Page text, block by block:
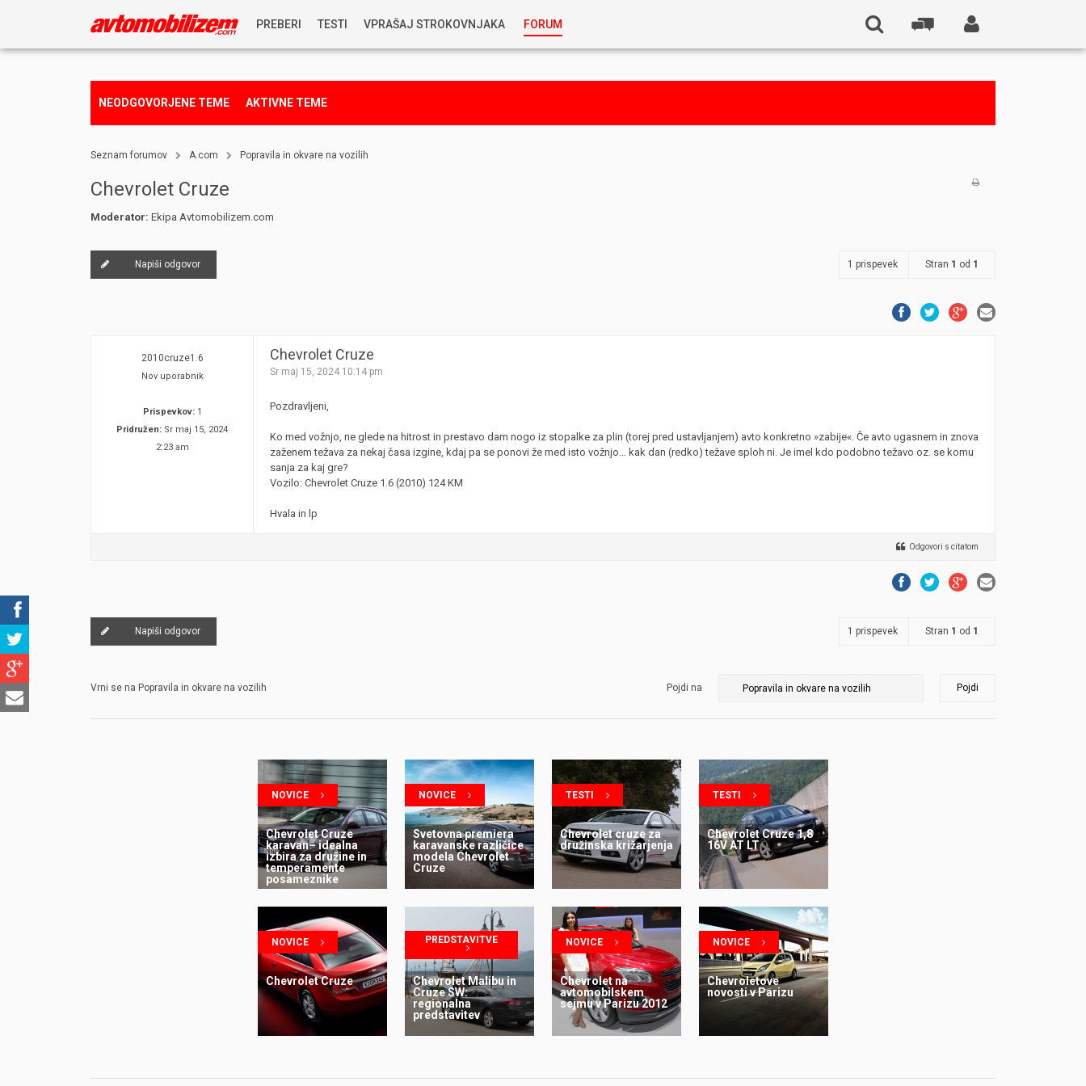
PREBERI
NAGRADNA IGRA
TESTI VPRAŠAJ STROKOVNJAKA
KOSTJA PRIHODA
HIBRIDNA TEHNIKA
JERNEJ BOLKA
AVTOPLIN
ŽIGA HABJAN
FORUM
NEODGOVORJENE TEME AKTIVNE TEME
Seznam forumov A.com Popravila in okvare na vozilih
Chevrolet Cruze
Moderator: Ekipa Avtomobilizem.com
Napiši odgovor 1 prispevek Stran 1 od 1
2010cruze1.6
Nov uporabnik
Prispevkov:1
Pridružen: Sr maj 15, 2024
2:23 am
Chevrolet Cruze
Sr maj 15, 2024 10:14 pm
Pozdravljeni,
Ko med vožnjo, ne glede na hitrost in prestavo dam nogo iz stopalke za plin (torej pred ustavljanjem) avto konkretno »zabije«. Če avto ugasnem in znova
zaženem težava za nekaj časa izgine, kdaj pa se ponovi že med isto vožnjo… kak dan (redko) težave sploh ni. Je imel kdo podobno težavo oz. se komu
sanja za kaj gre?
Vozilo: Chevrolet Cruze 1.6 (2010) 124 KM
Hvala in lp
Odgovori s citatom
Napiši odgovor 1 prispevek Stran 1 od 1
Vrni se na Popravila in okvare na vozilih Pojdi na Pojdi
NOVICE
Chevrolet Cruze
karavan– idealna
izbira za družine in
temperamente
posameznike
NOVICE
Svetovna premiera
karavanske različice
modela Chevrolet
Cruze
TESTI
Chevrolet cruze za
družinska križarjenja
TESTI
Chevrolet Cruze 1,8
16V AT LT
NOVICE
Chevrolet Cruze
PREDSTAVITVE
Chevrolet Malibu in
Cruze SW:
regionalna
predstavitev
NOVICE
Chevrolet na
avtomobilskem
sejmu v Parizu 2012
NOVICE
Chevroletove
novosti v Parizu